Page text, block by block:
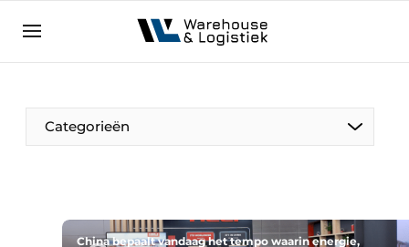
NL EN
Categorieën
China bepaalt vandaag het tempo waarin energie,